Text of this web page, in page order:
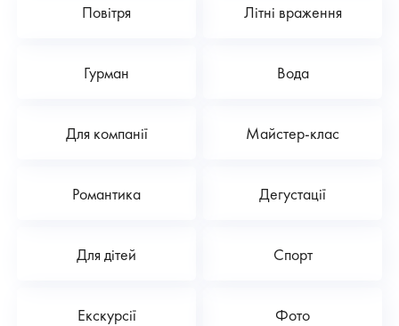
Повітря Літні враження
Гурман Вода
Для компанії Майстер-клас
Романтика Дегустації
Для дітей Спорт
Екскурсії Фото